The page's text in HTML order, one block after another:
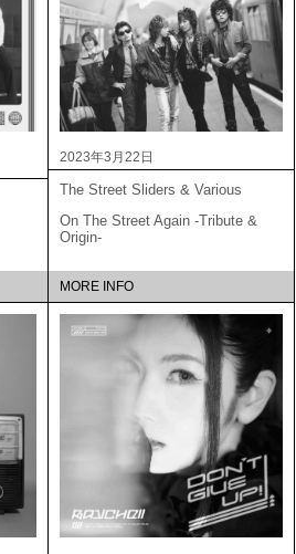
2023年3月22日
The Street Sliders & Various
On The Street Again -Tribute &
Origin-
MORE INFO